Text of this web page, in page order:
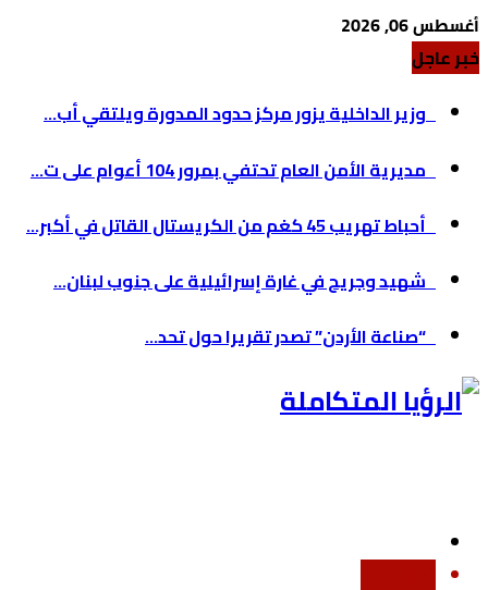
أغسطس 06, 2026
خبر عاجل
وزير الداخلية يزور مركز حدود المدورة ويلتقي أب...
مديرية الأمن العام تحتفي بمرور 104 أعوام على ت...
أحباط تهريب 45 كغم من الكريستال القاتل في أكبر...
شهيد وجريح في غارة إسرائيلية على جنوب لبنان...
“صناعة الأردن” تصدر تقريرا حول تحد...